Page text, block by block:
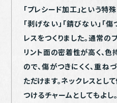
「プレシード加工」という特
「剥げない」「錆びない」「
レスをつくりました。通常
リント面の密着性が高く、
ので、傷がつきにくく、重
ただけます。ネックレスとし
つけるチャームとしてもよ